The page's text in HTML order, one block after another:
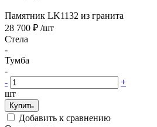
Памятник LK1132 из гранита
28 700 ₽ /шт
Стела
-
Тумба
-
-
+
шт
Купить
Добавить к сравнению